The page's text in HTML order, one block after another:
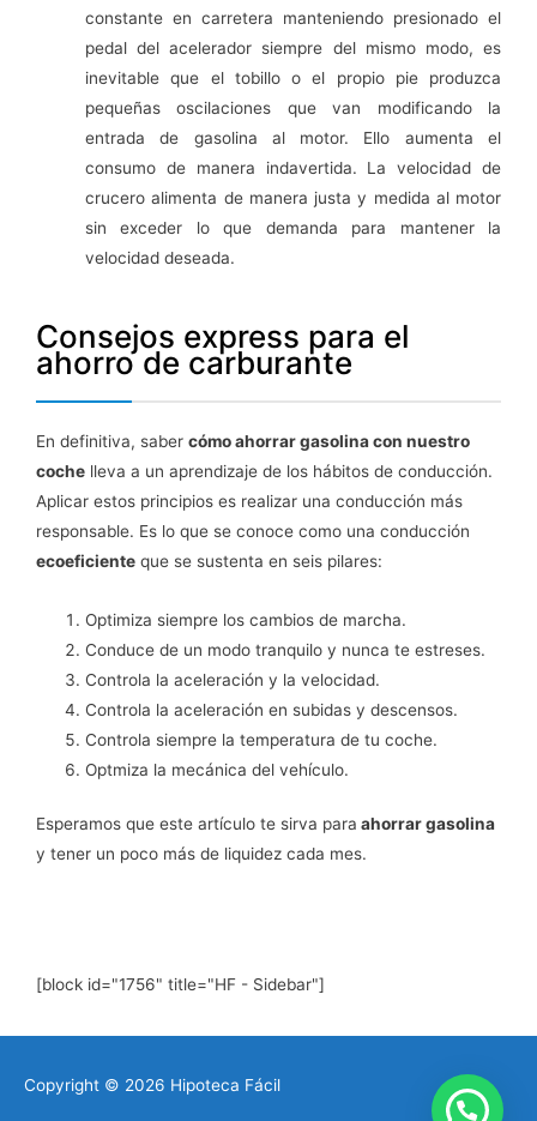
constante en carretera manteniendo presionado el
pedal del acelerador siempre del mismo modo, es
inevitable que el tobillo o el propio pie produzca
pequeñas oscilaciones que van modificando la
entrada de gasolina al motor. Ello aumenta el
consumo de manera indavertida. La velocidad de
crucero alimenta de manera justa y medida al motor
sin exceder lo que demanda para mantener la
velocidad deseada.
Consejos express para el
ahorro de carburante
En definitiva, saber cómo ahorrar gasolina con nuestro
coche lleva a un aprendizaje de los hábitos de conducción.
Aplicar estos principios es realizar una conducción más
responsable. Es lo que se conoce como una conducción
ecoeficiente que se sustenta en seis pilares:
Optimiza siempre los cambios de marcha.
Conduce de un modo tranquilo y nunca te estreses.
Controla la aceleración y la velocidad.
Controla la aceleración en subidas y descensos.
Controla siempre la temperatura de tu coche.
Optmiza la mecánica del vehículo.
Esperamos que este artículo te sirva para ahorrar gasolina
y tener un poco más de liquidez cada mes.
[block id="1756" title="HF - Sidebar"]
Copyright © 2026 Hipoteca Fácil